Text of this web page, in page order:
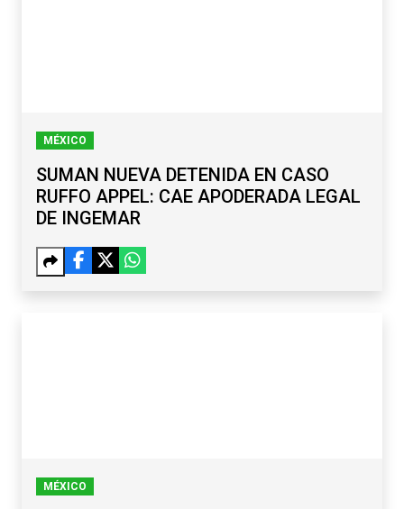
MÉXICO
SUMAN NUEVA DETENIDA EN CASO
RUFFO APPEL: CAE APODERADA LEGAL
DE INGEMAR
MÉXICO